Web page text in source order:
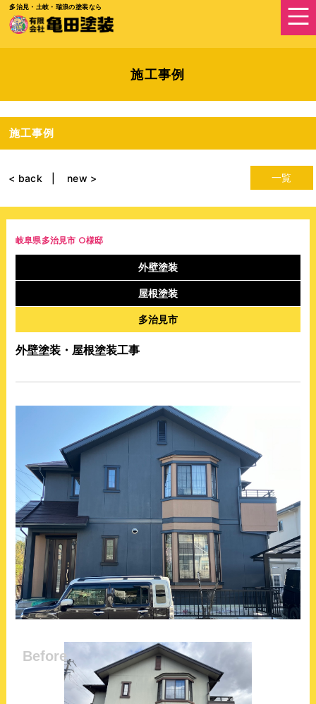
多治見・土岐・瑞浪の塗装なら
施工事例
施工事例
一覧
< back new >
岐阜県多治見市 ○様邸
外壁塗装
屋根塗装
多治見市
外壁塗装・屋根塗装工事